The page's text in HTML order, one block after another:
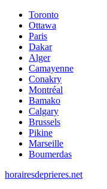
Toronto
Ottawa
Paris
Dakar
Alger
Camayenne
Conakry
Montréal
Bamako
Calgary
Brussels
Pikine
Marseille
Boumerdas
horairesdeprieres.net